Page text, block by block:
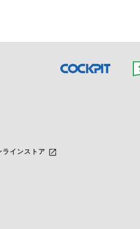
ラインストア launch